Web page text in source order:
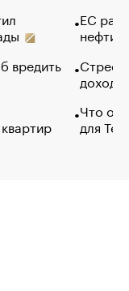
вредить
ЕС
нефти
Что
для